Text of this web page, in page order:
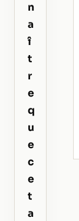
n
a
î
t
r
e
q
u
e
c
e
t
a